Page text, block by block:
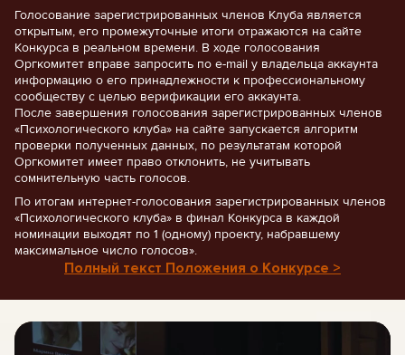
Голосование зарегистрированных членов Клуба является
открытым, его промежуточные итоги отражаются на сайте
Конкурса в реальном времени. В ходе голосования
Оргкомитет вправе запросить по e-mail у владельца аккаунта
информацию о его принадлежности к профессиональному
сообществу с целью верификации его аккаунта.
После завершения голосования зарегистрированных членов
«Психологического клуба» на сайте запускается алгоритм
проверки полученных данных, по результатам которой
Оргкомитет имеет право отклонить, не учитывать
сомнительную часть голосов.
По итогам интернет-голосования зарегистрированных членов
«Психологического клуба» в финал Конкурса в каждой
номинации выходят по 1 (одному) проекту, набравшему
максимальное число голосов».
Полный текст Положения о Конкурсе >